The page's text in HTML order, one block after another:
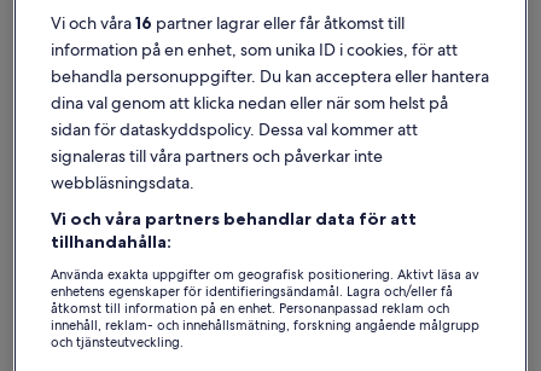
Kotka Semesterboenden nära Kejserliga fiskestugan i Langinkoski
Boka ett privat semesterboende nära Kejserliga fiskestugan i
bekvämligheterna för dig och din familj eller ditt husdjur, såsom en
bubbelpool och en tvättmaskin med torktumlare. Vad du än längtar
efter kan du lägga vantarna på ett boende som uppfyller allas
önskemål, inklusive rökfria eller tillgänglighetsanpassade alternativ.
Vi och våra16 partner lagrar eller får åtkomst till
information på en enhet, som unika ID i cookies, för att
behandla personuppgifter. Du kan acceptera eller hantera
dina val genom att klicka nedan eller när som helst på
sidan för dataskyddspolicy. Dessa val kommer att
signaleras till våra partners och påverkar inte
webbläsningsdata.
Vi och våra partners behandlar data för att
tillhandahålla:
Använda exakta uppgifter om geografisk positionering. Aktivt läsa av
enhetens egenskaper för identifieringsändamål. Lagra och/eller få
åtkomst till information på en enhet. Personanpassad reklam och
innehåll, reklam- och innehållsmätning, forskning angående målgrupp
och tjänsteutveckling.